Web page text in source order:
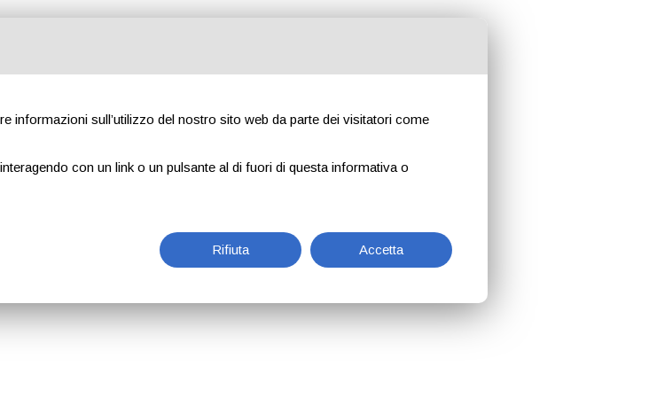
informazioni sull’utilizzo del nostro sito web da parte dei visitatori come
con un link o un pulsante al di fuori di questa informativa o
Rifiuta Accetta